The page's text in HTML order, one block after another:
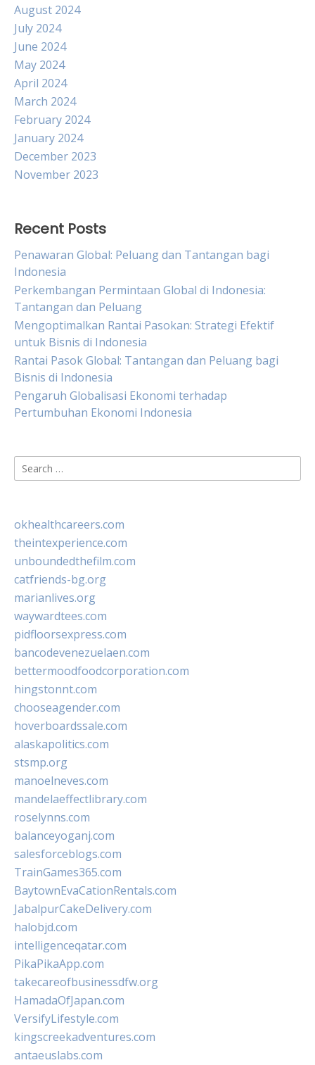
August 2024
July 2024
June 2024
May 2024
April 2024
March 2024
February 2024
January 2024
December 2023
November 2023
Recent Posts
Penawaran Global: Peluang dan Tantangan bagi
Indonesia
Perkembangan Permintaan Global di Indonesia:
Tantangan dan Peluang
Mengoptimalkan Rantai Pasokan: Strategi Efektif
untuk Bisnis di Indonesia
Rantai Pasok Global: Tantangan dan Peluang bagi
Bisnis di Indonesia
Pengaruh Globalisasi Ekonomi terhadap
Pertumbuhan Ekonomi Indonesia
Search
for:
okhealthcareers.com
theintexperience.com
unboundedthefilm.com
catfriends-bg.org
marianlives.org
waywardtees.com
pidfloorsexpress.com
bancodevenezuelaen.com
bettermoodfoodcorporation.com
hingstonnt.com
chooseagender.com
hoverboardssale.com
alaskapolitics.com
stsmp.org
manoelneves.com
mandelaeffectlibrary.com
roselynns.com
balanceyoganj.com
salesforceblogs.com
TrainGames365.com
BaytownEvaCationRentals.com
JabalpurCakeDelivery.com
halobjd.com
intelligenceqatar.com
PikaPikaApp.com
takecareofbusinessdfw.org
HamadaOfJapan.com
VersifyLifestyle.com
kingscreekadventures.com
antaeuslabs.com